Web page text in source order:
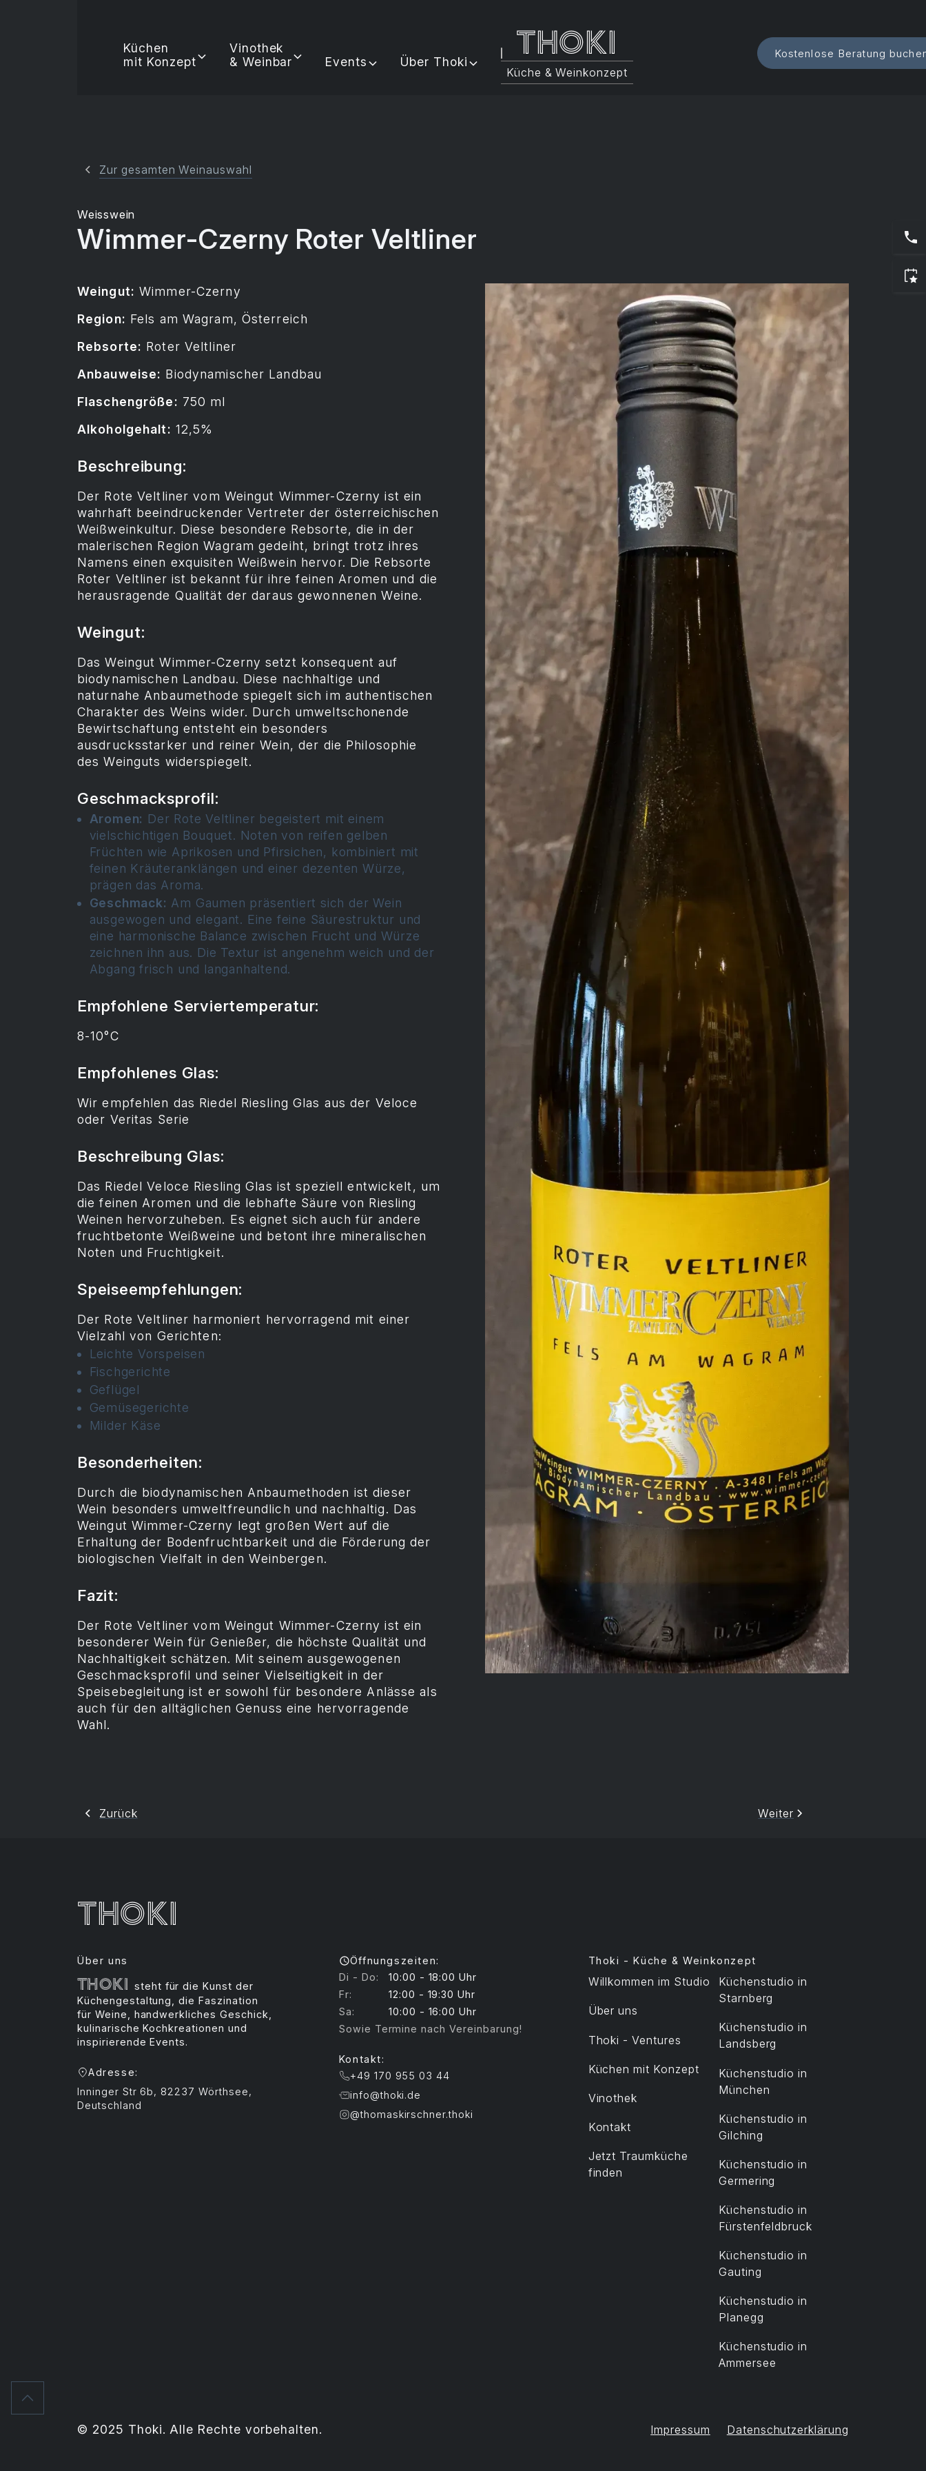
Küchen
mit Konzept
Vinothek
& Weinbar
Events Über Thoki Thoki
Küche & Weinkonzept
Kostenlose Beratung
Zur gesamten Weinauswahl
Weisswein
Wimmer-Czerny Roter Veltliner
Weingut: Wimmer-Czerny
Region: Fels am Wagram, Österreich
Rebsorte: Roter Veltliner
Anbauweise: Biodynamischer Landbau
Flaschengröße: 750 ml
Alkoholgehalt: 12,5%
Beschreibung:
Der Rote Veltliner vom Weingut Wimmer-Czerny ist ein
wahrhaft beeindruckender Vertreter der österreichischen
Weißweinkultur. Diese besondere Rebsorte, die in der
malerischen Region Wagram gedeiht, bringt trotz ihres
Namens einen exquisiten Weißwein hervor. Die Rebsorte
Roter Veltliner ist bekannt für ihre feinen Aromen und die
herausragende Qualität der daraus gewonnenen Weine.
Weingut:
Das Weingut Wimmer-Czerny setzt konsequent auf
biodynamischen Landbau. Diese nachhaltige und
naturnahe Anbaumethode spiegelt sich im authentischen
Charakter des Weins wider. Durch umweltschonende
Bewirtschaftung entsteht ein besonders
ausdrucksstarker und reiner Wein, der die Philosophie
des Weinguts widerspiegelt.
Geschmacksprofil:
Aromen: Der Rote Veltliner begeistert mit einem
vielschichtigen Bouquet. Noten von reifen gelben
Früchten wie Aprikosen und Pfirsichen, kombiniert mit
feinen Kräuteranklängen und einer dezenten Würze,
prägen das Aroma.
Geschmack: Am Gaumen präsentiert sich der Wein
ausgewogen und elegant. Eine feine Säurestruktur und
eine harmonische Balance zwischen Frucht und Würze
zeichnen ihn aus. Die Textur ist angenehm weich und der
Abgang frisch und langanhaltend.
Empfohlene Serviertemperatur:
8-10°C
Empfohlenes Glas:
Wir empfehlen das Riedel Riesling Glas aus der Veloce
oder Veritas Serie
Beschreibung Glas:
Das Riedel Veloce Riesling Glas ist speziell entwickelt, um
die feinen Aromen und die lebhafte Säure von Riesling
Weinen hervorzuheben. Es eignet sich auch für andere
fruchtbetonte Weißweine und betont ihre mineralischen
Noten und Fruchtigkeit.
Speiseempfehlungen:
Der Rote Veltliner harmoniert hervorragend mit einer
Vielzahl von Gerichten:
Leichte Vorspeisen
Fischgerichte
Geflügel
Gemüsegerichte
Milder Käse
Besonderheiten:
Durch die biodynamischen Anbaumethoden ist dieser
Wein besonders umweltfreundlich und nachhaltig. Das
Weingut Wimmer-Czerny legt großen Wert auf die
Erhaltung der Bodenfruchtbarkeit und die Förderung der
biologischen Vielfalt in den Weinbergen.
Fazit:
Der Rote Veltliner vom Weingut Wimmer-Czerny ist ein
besonderer Wein für Genießer, die höchste Qualität und
Nachhaltigkeit schätzen. Mit seinem ausgewogenen
Geschmacksprofil und seiner Vielseitigkeit in der
Speisebegleitung ist er sowohl für besondere Anlässe als
auch für den alltäglichen Genuss eine hervorragende
Wahl.
Zurück Weiter
Thoki
Über uns
Thoki steht für die Kunst der
Küchengestaltung, die Faszination
für Weine, handwerkliches Geschick,
kulinarische Kochkreationen und
inspirierende Events.
Adresse:
Inninger Str 6b, 82237 Wörthsee,
Deutschland
Öffnungszeiten:
Di - Do:
10:00 - 18:00 Uhr
Fr:
12:00 - 19:30 Uhr
Sa:
10:00 - 16:00 Uhr
Sowie Termine nach Vereinbarung!
Kontakt:
+49 170 955 03 44
info@thoki.de
@thomaskirschner.thoki
Thoki - Küche & Weinkonzept
Willkommen im Studio
Über uns
Thoki - Ventures
Küchen mit Konzept
Vinothek
Kontakt
Jetzt Traumküche
finden
Küchenstudio in
Starnberg
Küchenstudio in
Landsberg
Küchenstudio in
München
Küchenstudio in
Gilching
Küchenstudio in
Germering
Küchenstudio in
Fürstenfeldbruck
Küchenstudio in
Gauting
Küchenstudio in
Planegg
Küchenstudio in
Ammersee
© 2025 Thoki. Alle Rechte vorbehalten. Impressum Datenschutzerklärung